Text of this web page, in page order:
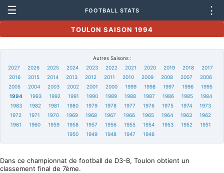
☰ FOOTBALL STATS ⋮
TOULON SAISON 1994
Autres Saisons :
2027
2026 2025 2024 2023 2022 2021 2020 2019 2018
2017
2016
2015 2014 2013 2012 2011 2010 2009 2008 2007
2006
2005
2004 2003 2002 2001 2000 1999 1998 1997 1996
1995
1994
1993 1992 1991 1990 1989 1988 1987 1986 1985
1984
1983
1982 1981 1980 1979 1978 1977 1976 1975 1974
1973
1972
1971 1970 1969 1968 1967 1966 1965 1964 1963
1962
1961
1960 1959 1958 1957 1956 1955 1954 1953 1952
1951
1950
1949 1948 1947 1946
Dans ce championnat de football de D3-B, Toulon obtient un
classement final de 7ème.